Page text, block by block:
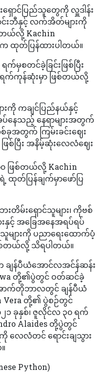
ရှောင်ပြည်သူတွေကို လှူဒါန်း
းဘီနှင့် လက်အိတ်များကို
တယ်လို့ Kachin
ထုတ်ပြန်ထားပါတယ်။
မှစတင်ခဲ့ခြင်းဖြစ်ပြီး
က်ကုန်ဆုံးမှာ ဖြစ်တယ်လို့
ကို ကချင်ပြည်နယ်နှင့်
နေသည့် နေရာများအတွက်
စ်ခုအတွက် ကြမ်းခင်းဈေး
စ်ပြီး အနိမ့်ဆုံးလေလံဈေး
ဖြစ်တယ်လို့ Kachin
တ်ပြန်ချက်မှာဖော်ပြ
းတိမ်းရှောင်သူများ၊ ကိုဗစ်
းနှင့် အခြေအနေအရပ်ရပ်
ျားကို ပညာရေးထောက်ပံ့
စ်တယ်လို့ သိရပါတယ်။
ချန်ပီယံအောင်လအင်န်ဆန်း
တို့၏ပွဲတွင် ဝတ်ဆင်ခဲ့
ာက်တိုဘာလတွင် ချန်ပီယံ
Vera တို့၏ ပွဲစဉ်တွင်
ခုနှစ်၊ ဇူလိုင်လ ၃၀ ရက်
Alaides တို့ပွဲတွင်
လံတင် ရောင်းချသွား
Python)